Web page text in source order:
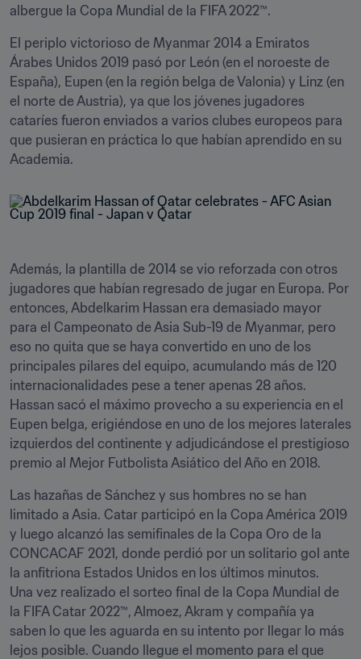
albergue la Copa Mundial de la FIFA 2022™.
El periplo victorioso de Myanmar 2014 a Emiratos
Árabes Unidos 2019 pasó por León (en el noroeste de
España), Eupen (en la región belga de Valonia) y Linz (en
el norte de Austria), ya que los jóvenes jugadores
cataríes fueron enviados a varios clubes europeos para
que pusieran en práctica lo que habían aprendido en su
Academia.
Además, la plantilla de 2014 se vio reforzada con otros
jugadores que habían regresado de jugar en Europa. Por
entonces, Abdelkarim Hassan era demasiado mayor
para el Campeonato de Asia Sub-19 de Myanmar, pero
eso no quita que se haya convertido en uno de los
principales pilares del equipo, acumulando más de 120
internacionalidades pese a tener apenas 28 años.
Hassan sacó el máximo provecho a su experiencia en el
Eupen belga, erigiéndose en uno de los mejores laterales
izquierdos del continente y adjudicándose el prestigioso
premio al Mejor Futbolista Asiático del Año en 2018.
Las hazañas de Sánchez y sus hombres no se han
limitado a Asia. Catar participó en la Copa América 2019
y luego alcanzó las semifinales de la Copa Oro de la
CONCACAF 2021, donde perdió por un solitario gol ante
la anfitriona Estados Unidos en los últimos minutos.
Una vez realizado el sorteo final de la Copa Mundial de
la FIFA Catar 2022™, Almoez, Akram y compañía ya
saben lo que les aguarda en su intento por llegar lo más
lejos posible. Cuando llegue el momento para el que